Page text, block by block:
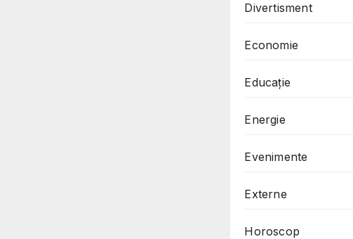
Divertisment
Economie
Educație
Energie
Evenimente
Externe
Horoscop